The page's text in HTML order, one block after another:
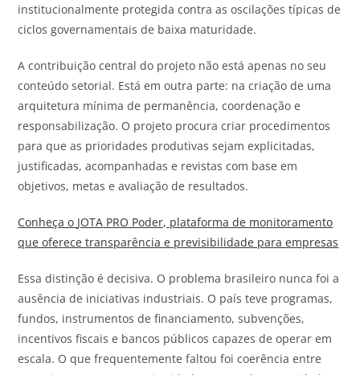
institucionalmente protegida contra as oscilações típicas de
ciclos governamentais de baixa maturidade.
A contribuição central do projeto não está apenas no seu
conteúdo setorial. Está em outra parte: na criação de uma
arquitetura mínima de permanência, coordenação e
responsabilização. O projeto procura criar procedimentos
para que as prioridades produtivas sejam explicitadas,
justificadas, acompanhadas e revistas com base em
objetivos, metas e avaliação de resultados.
Conheça o JOTA PRO Poder, plataforma de monitoramento
que oferece transparência e previsibilidade para empresas
Essa distinção é decisiva. O problema brasileiro nunca foi a
ausência de iniciativas industriais. O país teve programas,
fundos, instrumentos de financiamento, subvenções,
incentivos fiscais e bancos públicos capazes de operar em
escala. O que frequentemente faltou foi coerência entre